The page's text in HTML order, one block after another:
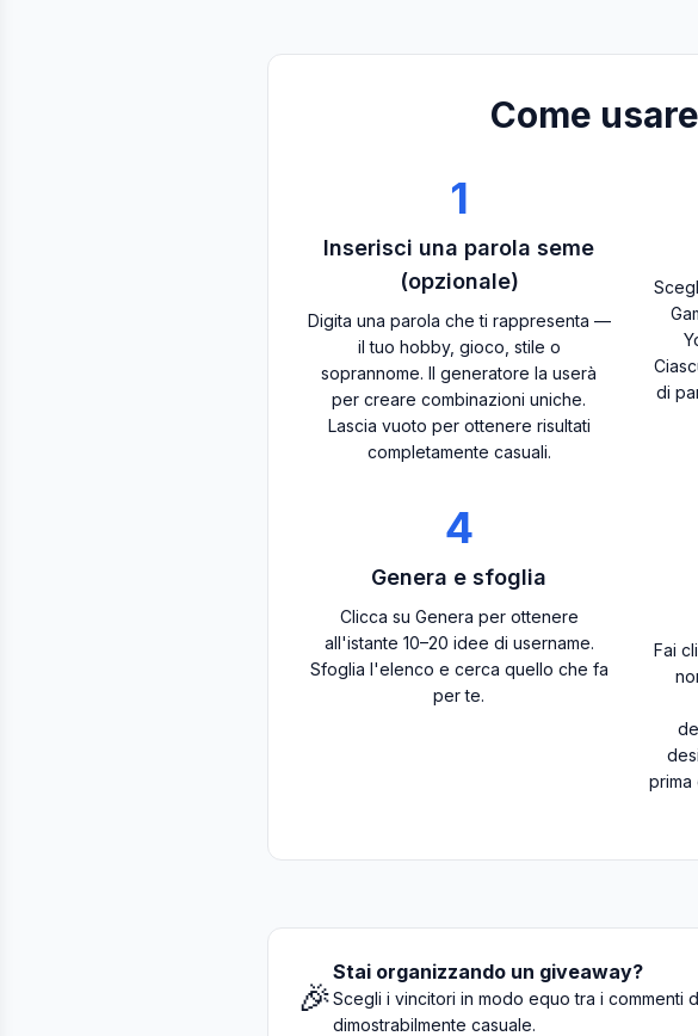
Come
1
Inserisci una parola seme
(opzionale)
Digita una parola che ti rappresenta —
il tuo hobby, gioco, stile o
soprannome. Il generatore la userà
per creare combinazioni uniche.
Lascia vuoto per ottenere risultati
completamente casuali.
di
4
Genera e sfoglia
Clicca su Genera per ottenere
all'istante 10–20 idee di username.
Sfoglia l'elenco e cerca quello che fa
per te.
Fai
🎉
Stai organizzando un giveaway?
Scegli i vincitori in modo equo tra i commenti
dimostrabilmente casuale.